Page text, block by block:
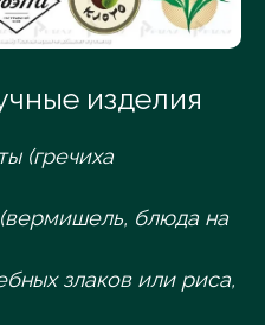
изделия
(гречиха
блюда на
злаков или риса,